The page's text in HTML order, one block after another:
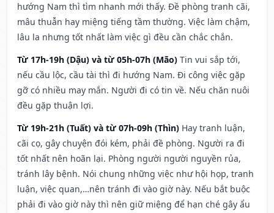
hướng Nam thì tìm nhanh mới thấy. Đề phòng tranh cãi,
mâu thuẫn hay miệng tiếng tầm thường. Việc làm chậm,
lâu la nhưng tốt nhất làm việc gì đều cần chắc chắn.
Từ 17h-19h (Dậu) và từ 05h-07h (Mão) Tin vui sắp tới,
nếu cầu lộc, cầu tài thì đi hướng Nam. Đi công việc gặp
gỡ có nhiều may mắn. Người đi có tin về. Nếu chăn nuôi
đều gặp thuận lợi.
Từ 19h-21h (Tuất) và từ 07h-09h (Thìn) Hay tranh luận,
cãi cọ, gây chuyện đói kém, phải đề phòng. Người ra đi
tốt nhất nên hoãn lại. Phòng người người nguyền rủa,
tránh lây bệnh. Nói chung những việc như hội họp, tranh
luận, việc quan,…nên tránh đi vào giờ này. Nếu bắt buộc
phải đi vào giờ này thì nên giữ miệng để hạn ché gây ẩu